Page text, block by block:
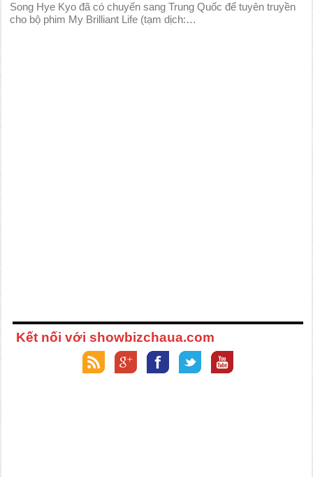
Song Hye Kyo đã có chuyến sang Trung Quốc để tuyên truyền
cho bộ phim My Brilliant Life (tạm dịch:…
Kết nối với showbizchaua.com